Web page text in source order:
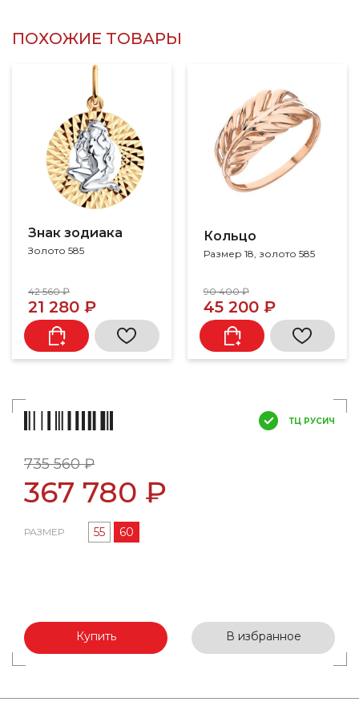
ПОХОЖИЕ ТОВАРЫ
Знак зодиака
Золото 585
42 560 ₽
21 280 ₽
Кольцо
Размер 18, золото 585
90 400 ₽
45 200 ₽
ТЦ РУСИЧ
735 560 ₽
367 780 ₽
РАЗМЕР 55 60
Купить В избранное